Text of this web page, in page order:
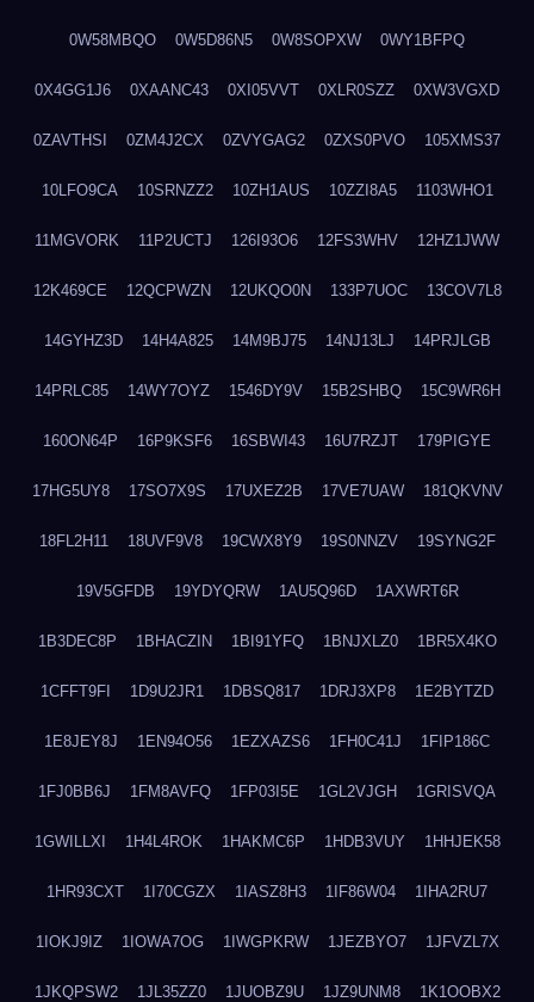
0W58MBQO 0W5D86N5 0W8SOPXW 0WY1BFPQ
0X4GG1J6 0XAANC43 0XI05VVT 0XLR0SZZ 0XW3VGXD
0ZAVTHSI 0ZM4J2CX 0ZVYGAG2 0ZXS0PVO 105XMS37
10LFO9CA 10SRNZZ2 10ZH1AUS 10ZZI8A5 1103WHO1
11MGVORK 11P2UCTJ 126I93O6 12FS3WHV 12HZ1JWW
12K469CE 12QCPWZN 12UKQO0N 133P7UOC 13COV7L8
14GYHZ3D 14H4A825 14M9BJ75 14NJ13LJ 14PRJLGB
14PRLC85 14WY7OYZ 1546DY9V 15B2SHBQ 15C9WR6H
160ON64P 16P9KSF6 16SBWI43 16U7RZJT 179PIGYE
17HG5UY8 17SO7X9S 17UXEZ2B 17VE7UAW 181QKVNV
18FL2H11 18UVF9V8 19CWX8Y9 19S0NNZV 19SYNG2F
19V5GFDB 19YDYQRW 1AU5Q96D 1AXWRT6R
1B3DEC8P 1BHACZIN 1BI91YFQ 1BNJXLZ0 1BR5X4KO
1CFFT9FI 1D9U2JR1 1DBSQ817 1DRJ3XP8 1E2BYTZD
1E8JEY8J 1EN94O56 1EZXAZS6 1FH0C41J 1FIP186C
1FJ0BB6J 1FM8AVFQ 1FP03I5E 1GL2VJGH 1GRISVQA
1GWILLXI 1H4L4ROK 1HAKMC6P 1HDB3VUY 1HHJEK58
1HR93CXT 1I70CGZX 1IASZ8H3 1IF86W04 1IHA2RU7
1IOKJ9IZ 1IOWA7OG 1IWGPKRW 1JEZBYO7 1JFVZL7X
1JKQPSW2 1JL35ZZ0 1JUOBZ9U 1JZ9UNM8 1K1OOBX2